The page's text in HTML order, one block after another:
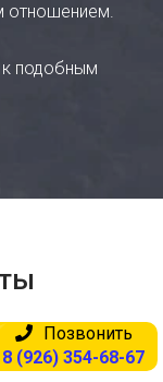
отношением.
подобным
вы можете:
Позвонить
8 (926) 354-68-67